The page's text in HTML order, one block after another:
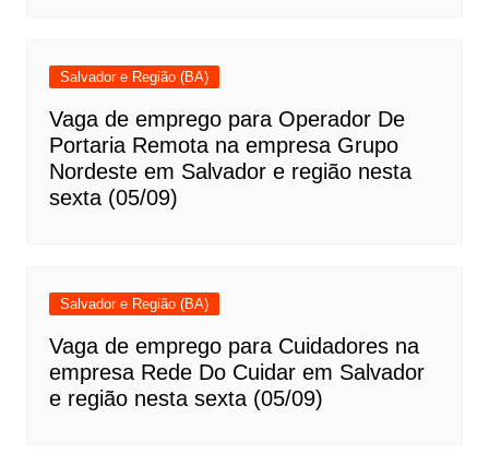
Salvador e Região (BA)
Vaga de emprego para Operador De
Portaria Remota na empresa Grupo
Nordeste em Salvador e região nesta
sexta (05/09)
Salvador e Região (BA)
Vaga de emprego para Cuidadores na
empresa Rede Do Cuidar em Salvador
e região nesta sexta (05/09)